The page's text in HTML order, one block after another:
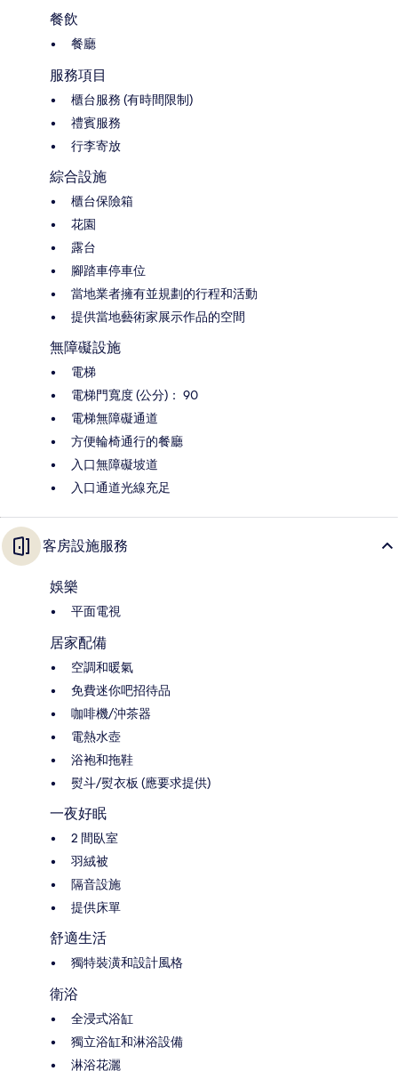
餐飲
餐廳
服務項目
櫃台服務 (有時間限制)
禮賓服務
行李寄放
綜合設施
櫃台保險箱
花園
露台
腳踏車停車位
當地業者擁有並規劃的行程和活動
提供當地藝術家展示作品的空間
無障礙設施
電梯
電梯門寬度 (公分)： 90
電梯無障礙通道
方便輪椅通行的餐廳
入口無障礙坡道
入口通道光線充足
客房設施服務
娛樂
平面電視
居家配備
空調和暖氣
免費迷你吧招待品
咖啡機/沖茶器
電熱水壺
浴袍和拖鞋
熨斗/熨衣板 (應要求提供)
一夜好眠
2 間臥室
羽絨被
隔音設施
提供床單
舒適生活
獨特裝潢和設計風格
衛浴
全浸式浴缸
獨立浴缸和淋浴設備
淋浴花灑